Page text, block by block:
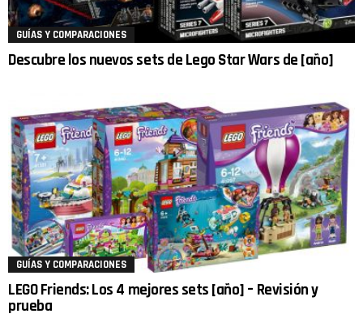
GUÍAS Y COMPARACIONES
Descubre los nuevos sets de Lego Star Wars de [año]
GUÍAS Y COMPARACIONES
LEGO Friends: Los 4 mejores sets [año] – Revisión y
prueba